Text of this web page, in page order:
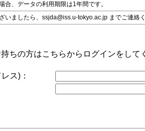
、データの利用期限は1年間です。
いましたら、ssjda@iss.u-tokyo.ac.jp までご連絡
ちの方はこちらからログインをして
ス)：